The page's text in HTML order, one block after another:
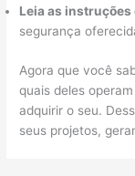
Leia as instruções
segurança
Agora que você
quais deles
adquirir o seu.
seus projetos,